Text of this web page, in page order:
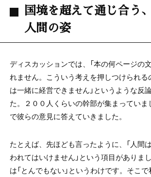
国境を超えて通じ合う
人間の姿
ディスカッションでは、「本の何ページの
れません。こういう考えを押しつけられる
は一緒に経営できません」というような反
た。２００人くらいの幹部が集まっていま
で彼らの意見に答えていきました。
たとえば、先ほども言ったように、「人間
われてはいけません」という項目がありま
は「とんでもない」というわけです。そこで